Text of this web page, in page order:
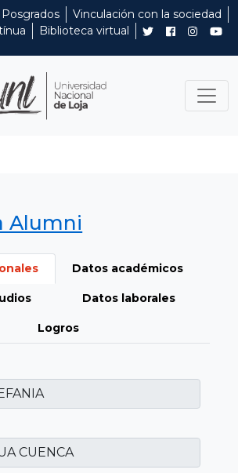
Posgrados
Vinculación con la sociedad
Biblioteca virtual
Alumni
Datos académicos
Datos laborales
Logros